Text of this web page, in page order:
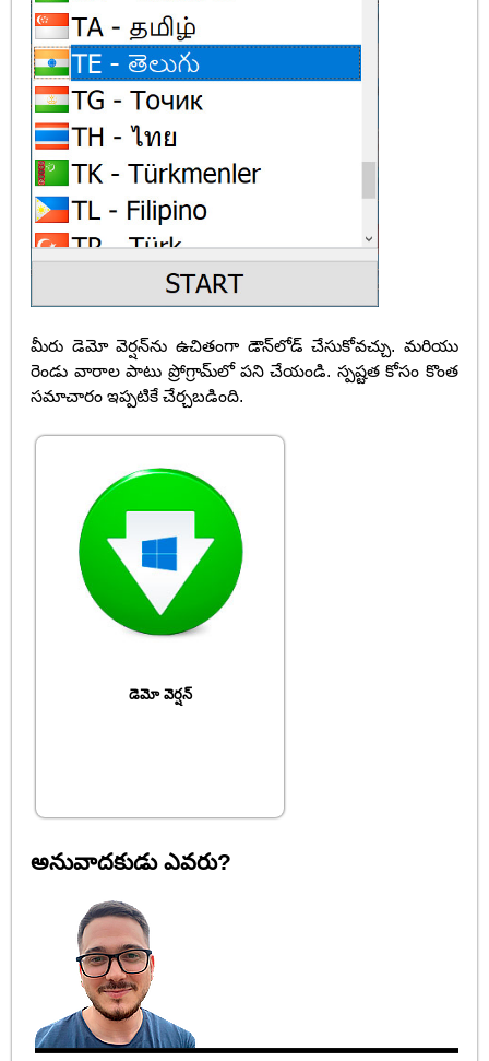
మీరు డెమో వెర్షన్‌ను ఉచితంగా డౌన్‌లోడ్ చేసుకోవచ్చు. మరియు
రెండు వారాల పాటు ప్రోగ్రామ్‌లో పని చేయండి. స్పష్టత కోసం కొంత
సమాచారం ఇప్పటికే చేర్చబడింది.
డెమో వెర్షన్
అనువాదకుడు ఎవరు?